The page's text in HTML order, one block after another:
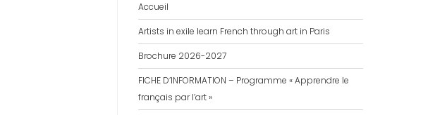
Accueil
Artists in exile learn French through art in Paris
Brochure 2026-2027
FICHE D’INFORMATION – Programme « Apprendre le
français par l’art »